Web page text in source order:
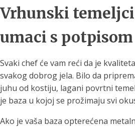
Vrhunski
umaci s
Svaki chef će vam reći da je
svakog dobrog jela. Bilo da
juhu od kostiju, lagani povrtni
je baza u kojoj se prožimaju svi
Ako je vaša baza opterećena